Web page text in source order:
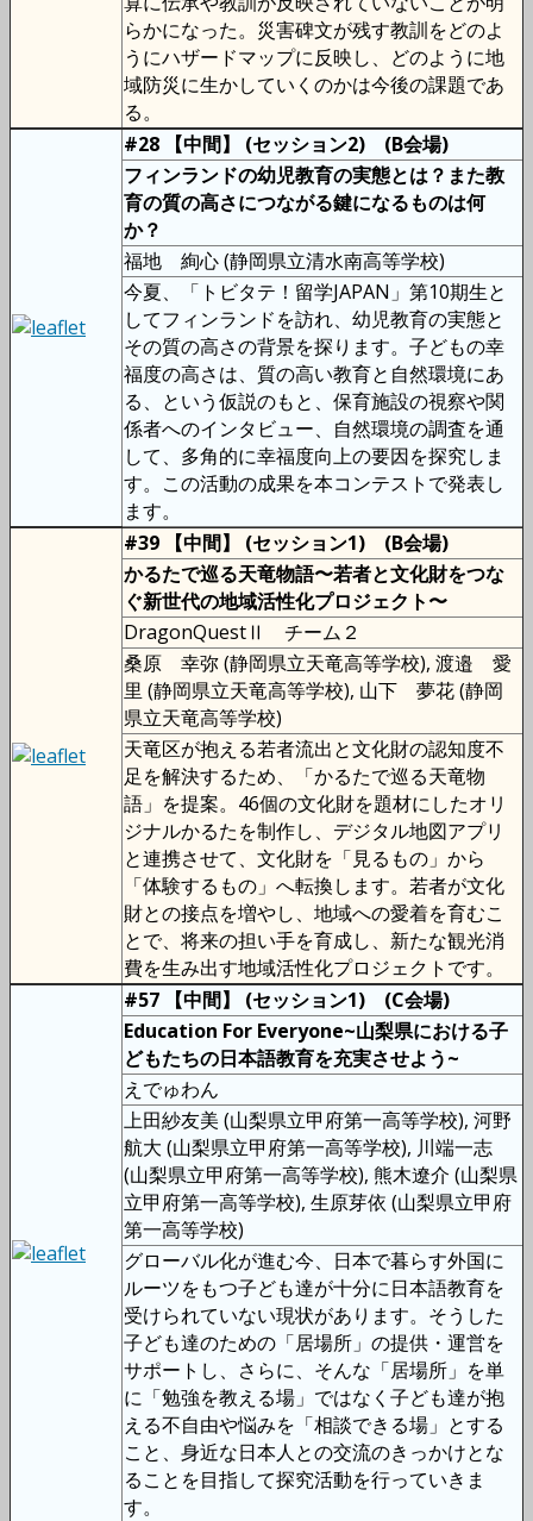
らかになった。災害碑文が残す教訓をどのよ
うにハザードマップに反映し、どのように地
域防災に生かしていくのかは今後の課題であ
る。
#28 【中間】 (セッション2) (B会場)
フィンランドの幼児教育の実態とは？また教
育の質の高さにつながる鍵になるものは何
か？
福地 絢心 (静岡県立清水南高等学校)
今夏、「トビタテ！留学JAPAN」第10期生と
してフィンランドを訪れ、幼児教育の実態と
その質の高さの背景を探ります。子どもの幸
福度の高さは、質の高い教育と自然環境にあ
る、という仮説のもと、保育施設の視察や関
係者へのインタビュー、自然環境の調査を通
して、多角的に幸福度向上の要因を探究しま
す。この活動の成果を本コンテストで発表し
ます。
#39 【中間】 (セッション1) (B会場)
かるたで巡る天竜物語〜若者と文化財をつな
ぐ新世代の地域活性化プロジェクト〜
DragonQuestⅡ チーム２
桑原 幸弥 (静岡県立天竜高等学校), 渡邉 愛
里 (静岡県立天竜高等学校), 山下 夢花 (静岡
県立天竜高等学校)
天竜区が抱える若者流出と文化財の認知度不
足を解決するため、「かるたで巡る天竜物
語」を提案。46個の文化財を題材にしたオリ
ジナルかるたを制作し、デジタル地図アプリ
と連携させて、文化財を「見るもの」から
「体験するもの」へ転換します。若者が文化
財との接点を増やし、地域への愛着を育むこ
とで、将来の担い手を育成し、新たな観光消
費を生み出す地域活性化プロジェクトです。
#57 【中間】 (セッション1) (C会場)
Education For Everyone~山梨県における子
どもたちの日本語教育を充実させよう~
えでゅわん
上田紗友美 (山梨県立甲府第一高等学校), 河野
航大 (山梨県立甲府第一高等学校), 川端一志
(山梨県立甲府第一高等学校), 熊木遼介 (山梨県
立甲府第一高等学校), 生原芽依 (山梨県立甲府
第一高等学校)
グローバル化が進む今、日本で暮らす外国に
ルーツをもつ子ども達が十分に日本語教育を
受けられていない現状があります。そうした
子ども達のための「居場所」の提供・運営を
サポートし、さらに、そんな「居場所」を単
に「勉強を教える場」ではなく子ども達が抱
える不自由や悩みを「相談できる場」とする
こと、身近な日本人との交流のきっかけとな
ることを目指して探究活動を行っていきま
す。